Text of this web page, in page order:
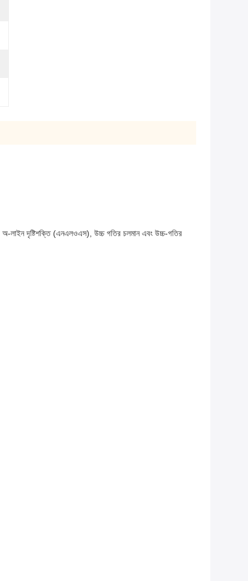
লাইন দৃষ্টিশক্তি (এনএলওএস), উচ্চ গতির চলমান এবং উচ্চ-গতির